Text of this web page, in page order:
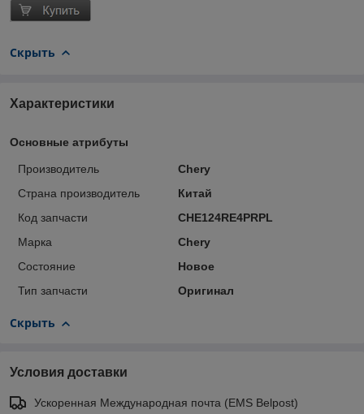
Скрыть
Характеристики
Основные атрибуты
Производитель
Chery
Страна производитель
Китай
Код запчасти
CHE124RE4PRPL
Марка
Chery
Состояние
Новое
Тип запчасти
Оригинал
Скрыть
Условия доставки
Ускоренная Международная почта (EMS Belpost)